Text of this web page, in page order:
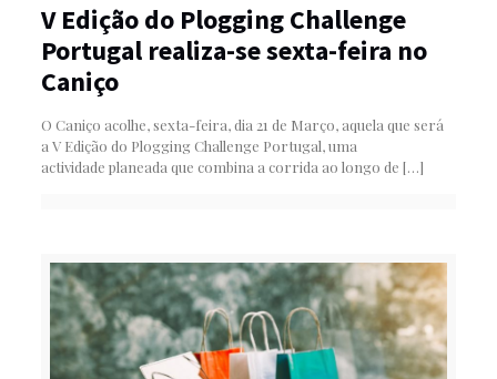
V Edição do Plogging Challenge
Portugal realiza-se sexta-feira no
Caniço
O Caniço acolhe, sexta-feira, dia 21 de Março, aquela que será
a V Edição do Plogging Challenge Portugal, uma
actividade planeada que combina a corrida ao longo de […]